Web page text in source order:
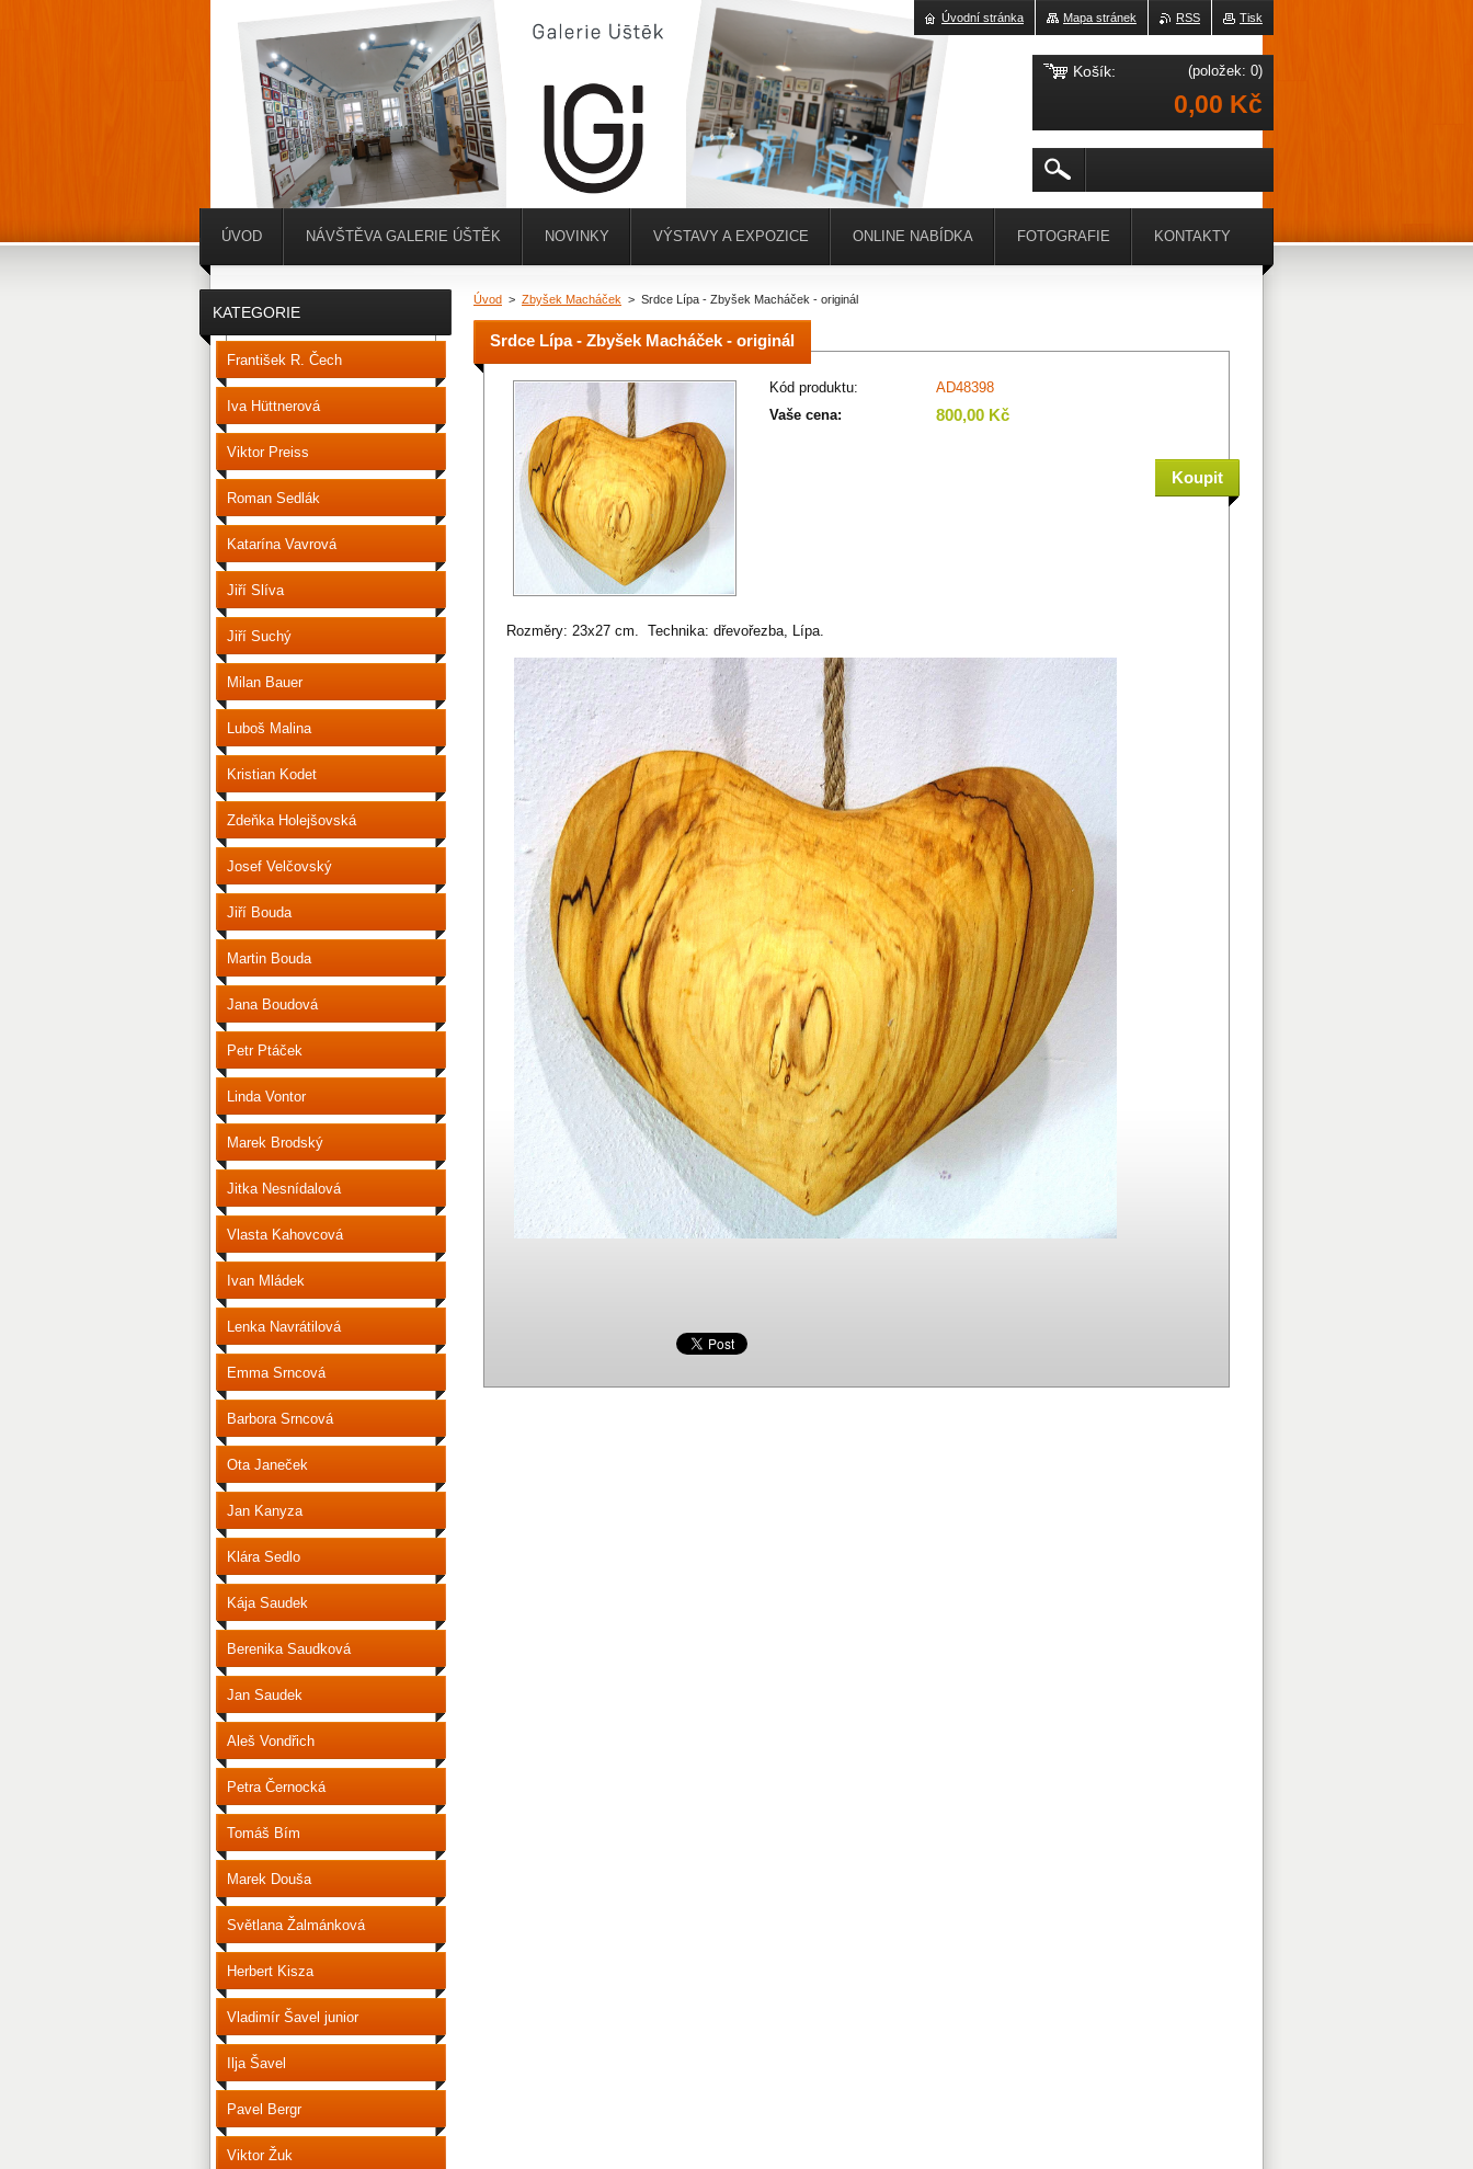
Úvod > Zbyšek Macháček > Srdce Lípa - Zbyšek Macháček - originál
Srdce Lípa - Zbyšek Macháček - originál
Kód produktu:
AD48398
Vaše cena:
800,00 Kč
Rozměry: 23x27 cm. Technika: dřevořezba, Lípa.
KATEGORIE
František R. Čech
Iva Hüttnerová
Viktor Preiss
Roman Sedlák
Katarína Vavrová
Jiří Slíva
Jiří Suchý
Milan Bauer
Luboš Malina
Kristian Kodet
Zdeňka Holejšovská
Josef Velčovský
Jiří Bouda
Martin Bouda
Jana Boudová
Petr Ptáček
Linda Vontor
Marek Brodský
Jitka Nesnídalová
Vlasta Kahovcová
Ivan Mládek
Lenka Navrátilová
Emma Srncová
Barbora Srncová
Ota Janeček
Jan Kanyza
Klára Sedlo
Kája Saudek
Berenika Saudková
Jan Saudek
Aleš Vondřich
Petra Černocká
Tomáš Bím
Marek Douša
Světlana Žalmánková
Herbert Kisza
Vladimír Šavel junior
Ilja Šavel
Pavel Bergr
Viktor Žuk
ÚVOD NÁVŠTĚVA GALERIE ÚŠTĚK NOVINKY VÝSTAVY A EXPOZICE ONLINE NABÍDKA FOTOGRAFIE KONTAKTY
Tisk
RSS
Mapa stránek
Úvodní stránka
Košík: (položek: 0)
0,00 Kč